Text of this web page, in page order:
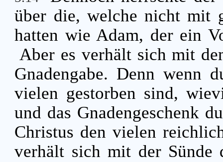
über die, welche nicht mit
hatten wie Adam, der ein
Aber es verhält sich mit
Gnadengabe. Denn wenn
vielen gestorben sind,
und das Gnadengeschenk
Christus den vielen
verhält sich mit der